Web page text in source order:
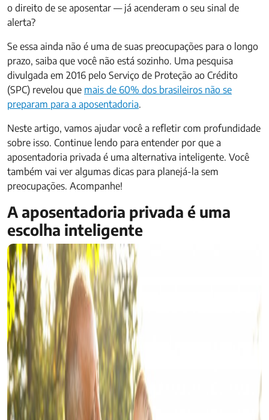
o direito de se aposentar — já acenderam o seu sinal de
alerta?
Se essa ainda não é uma de suas preocupações para o longo
prazo, saiba que você não está sozinho. Uma pesquisa
divulgada em 2016 pelo Serviço de Proteção ao Crédito
(SPC) revelou que mais de 60% dos brasileiros não se
preparam para a aposentadoria.
Neste artigo, vamos ajudar você a refletir com profundidade
sobre isso. Continue lendo para entender por que a
aposentadoria privada é uma alternativa inteligente. Você
também vai ver algumas dicas para planejá-la sem
preocupações. Acompanhe!
A aposentadoria privada é uma
escolha inteligente